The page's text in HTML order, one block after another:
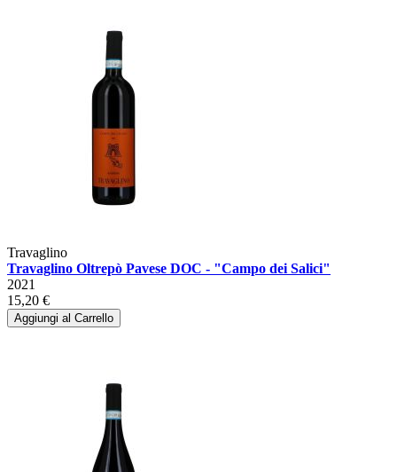
Travaglino
Travaglino Oltrepò Pavese DOC - "Campo dei Salici"
2021
15,20 €
Aggiungi al Carrello